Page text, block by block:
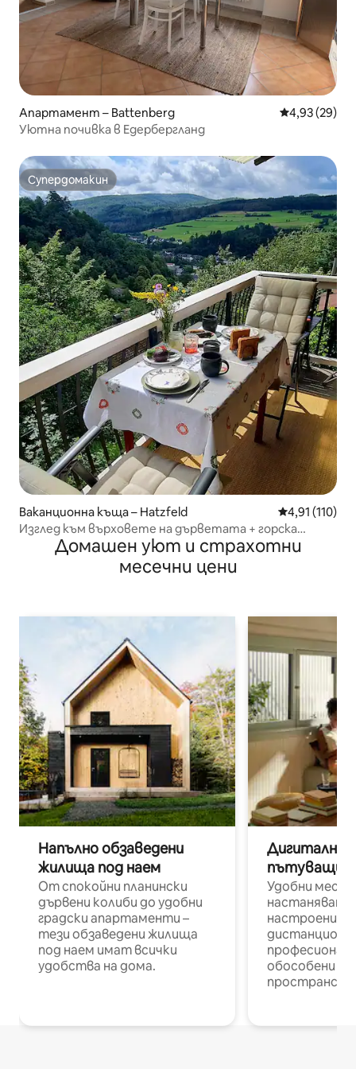
Апартамент – Battenberg Средна
4,93 (29)
Уютна почивка в Едербергланд
Супердомакин
Супердомакин
Ваканционна къща – Hatzfeld Средна
4,91 (110)
Изглед към върховете на дърветата + горска
градина в уютна дървена къща
Домашен уют и страхотни
месечни цени
Напълно обзаведени
жилища под наем
От спокойни планински
дървени колиби до удобни
градски апартаменти –
тези обзаведени жилища
под наем имат всички
удобства на дома.
Дигитални
пътуващи
Удобни
настаняване
настроени и
обособени